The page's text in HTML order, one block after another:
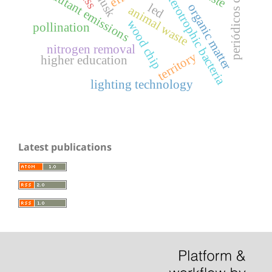
wood chipheterotrophic bacteria
nitrogen removal
pollutant emissionsanimal wasteorganic matter
pollination periódicos capes
territory
led
lighting technology
higher education
Latest publications